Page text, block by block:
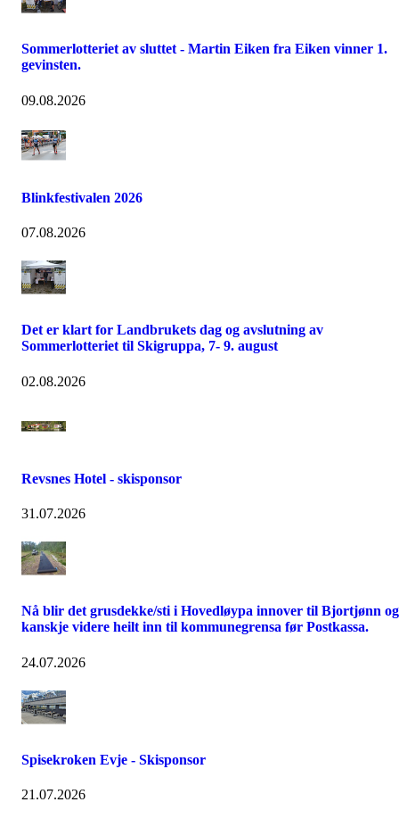
Sommerlotteriet av sluttet - Martin Eiken fra Eiken vinner 1.
gevinsten.
09.08.2026
Blinkfestivalen 2026
07.08.2026
Det er klart for Landbrukets dag og avslutning av
Sommerlotteriet til Skigruppa, 7- 9. august
02.08.2026
Revsnes Hotel - skisponsor
31.07.2026
Nå blir det grusdekke/sti i Hovedløypa innover til Bjortjønn og
kanskje videre heilt inn til kommunegrensa før Postkassa.
24.07.2026
Spisekroken Evje - Skisponsor
21.07.2026